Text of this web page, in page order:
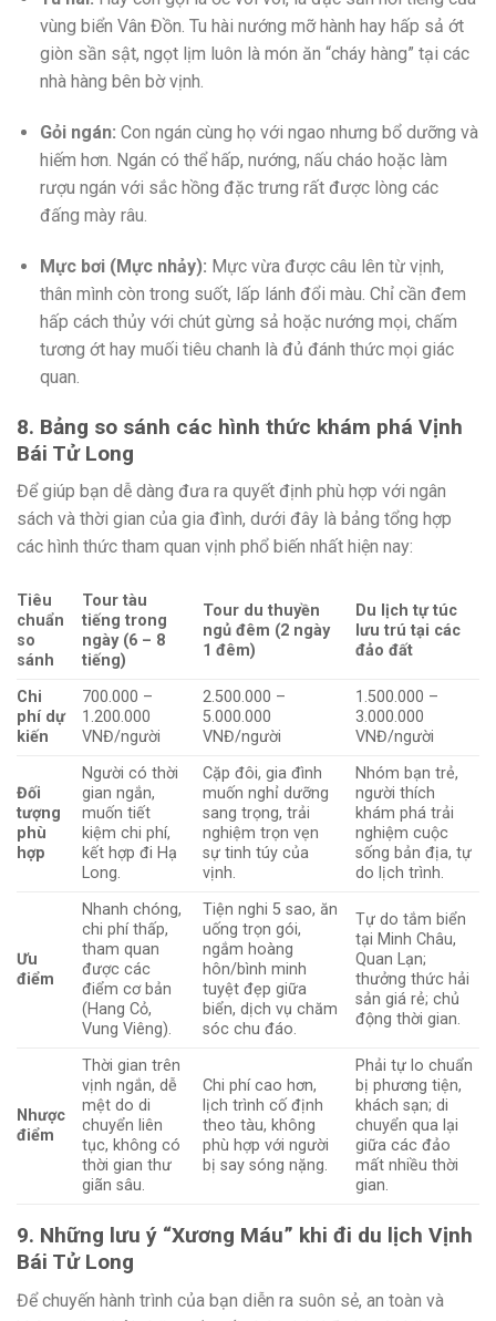
vùng biển Vân Đồn. Tu hài nướng mỡ hành hay hấp sả ớt
giòn sần sật, ngọt lịm luôn là món ăn “cháy hàng” tại các
nhà hàng bên bờ vịnh.
Gỏi ngán: Con ngán cùng họ với ngao nhưng bổ dưỡng và
hiếm hơn. Ngán có thể hấp, nướng, nấu cháo hoặc làm
rượu ngán với sắc hồng đặc trưng rất được lòng các
đấng mày râu.
Mực bơi (Mực nhảy): Mực vừa được câu lên từ vịnh,
thân mình còn trong suốt, lấp lánh đổi màu. Chỉ cần đem
hấp cách thủy với chút gừng sả hoặc nướng mọi, chấm
tương ớt hay muối tiêu chanh là đủ đánh thức mọi giác
quan.
8. Bảng so sánh các hình thức khám phá Vịnh
Bái Tử Long
Để giúp bạn dễ dàng đưa ra quyết định phù hợp với ngân
sách và thời gian của gia đình, dưới đây là bảng tổng hợp
các hình thức tham quan vịnh phổ biến nhất hiện nay:
Tiêu
chuẩn
so
sánh
Tour tàu
tiếng trong
ngày (6 – 8
tiếng)
Tour du thuyền
ngủ đêm (2 ngày
1 đêm)
Du lịch tự túc
lưu trú tại các
đảo đất
Chi
phí dự
kiến
700.000 –
1.200.000
VNĐ/người
2.500.000 –
5.000.000
VNĐ/người
1.500.000 –
3.000.000
VNĐ/người
Đối
tượng
phù
hợp
Người có thời
gian ngắn,
muốn tiết
kiệm chi phí,
kết hợp đi Hạ
Long.
Cặp đôi, gia đình
muốn nghỉ dưỡng
sang trọng, trải
nghiệm trọn vẹn
sự tinh túy của
vịnh.
Nhóm bạn trẻ,
người thích
khám phá trải
nghiệm cuộc
sống bản địa, tự
do lịch trình.
Ưu
điểm
Nhanh chóng,
chi phí thấp,
tham quan
được các
điểm cơ bản
(Hang Cỏ,
Vung Viêng).
Tiện nghi 5 sao, ăn
uống trọn gói,
ngắm hoàng
hôn/bình minh
tuyệt đẹp giữa
biển, dịch vụ chăm
sóc chu đáo.
Tự do tắm biển
tại Minh Châu,
Quan Lạn;
thưởng thức hải
sản giá rẻ; chủ
động thời gian.
Nhược
điểm
Thời gian trên
vịnh ngắn, dễ
mệt do di
chuyển liên
tục, không có
thời gian thư
giãn sâu.
Chi phí cao hơn,
lịch trình cố định
theo tàu, không
phù hợp với người
bị say sóng nặng.
Phải tự lo chuẩn
bị phương tiện,
khách sạn; di
chuyển qua lại
giữa các đảo
mất nhiều thời
gian.
9. Những lưu ý “Xương Máu” khi đi du lịch Vịnh
Bái Tử Long
Để chuyến hành trình của bạn diễn ra suôn sẻ, an toàn và